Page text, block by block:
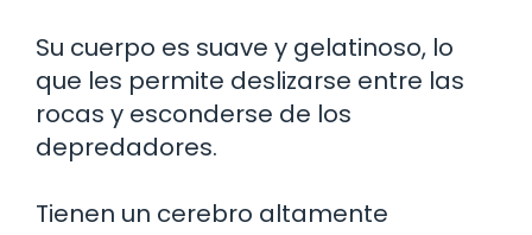
Su cuerpo es suave y gelatinoso, lo
que les permite deslizarse entre las
rocas y esconderse de los
depredadores.
Tienen un cerebro altamente